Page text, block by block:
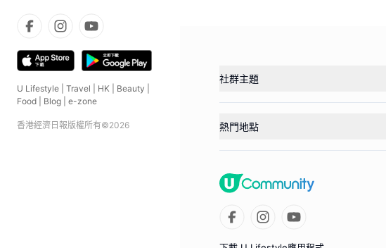
U Lifestyle Travel HK Beauty
Food
Blog e-zone
香港經濟日報版權所有©2026
社群主題
熱門地點